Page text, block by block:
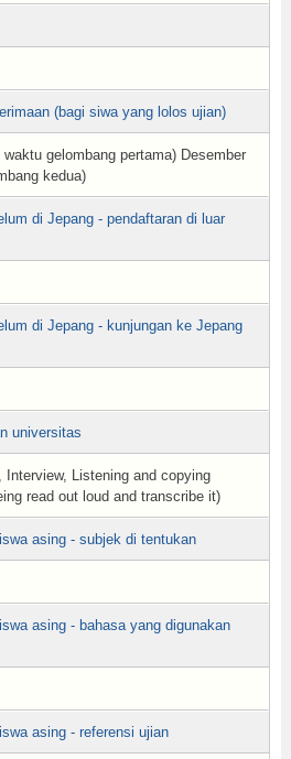
(bagi siwa yang lolos ujian)
gelombang pertama) Desember
kedua)
di Jepang - pendaftaran di luar
di Jepang - kunjungan ke Jepang
universitas
Interview, Listening and copying
read out loud and transcribe it)
asing - subjek di tentukan
asing - bahasa yang digunakan
asing - referensi ujian